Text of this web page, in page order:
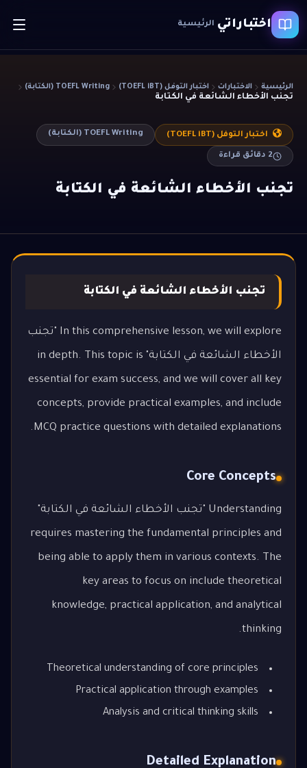
اختباراتي الرئيسية
الرئيسية الاختبارات اختبار التوفل (TOEFL iBT) TOEFL Writing (الكتابة)
تجنب الأخطاء الشائعة في الكتابة
اختبار التوفل (TOEFL iBT) TOEFL Writing (الكتابة)
2 دقائق قراءة
تجنب الأخطاء الشائعة في الكتابة
تجنب الأخطاء الشائعة في الكتابة
In this comprehensive lesson, we will explore "تجنب
الأخطاء الشائعة في الكتابة" in depth. This topic is
essential for exam success, and we will cover all key
concepts, provide practical examples, and include
MCQ practice questions with detailed explanations.
Core Concepts
Understanding "تجنب الأخطاء الشائعة في الكتابة"
requires mastering the fundamental principles and
being able to apply them in various contexts. The
key areas to focus on include theoretical
knowledge, practical application, and analytical
thinking.
Theoretical understanding of core principles
Practical application through examples
Analysis and critical thinking skills
Detailed Explanation